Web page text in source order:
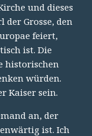
und dieses
der Grosse, den
feiert,
ist. Die
historischen
würden.
Kaiser sein.
an, der
ist. Ich